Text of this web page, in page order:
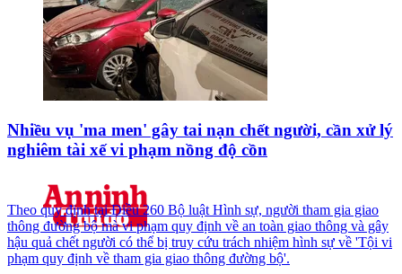
Nhiều vụ 'ma men' gây tai nạn chết người, cần xử lý
nghiêm tài xế vi phạm nồng độ cồn
Theo quy định tại Điều 260 Bộ luật Hình sự, người tham gia giao
thông đường bộ mà vi phạm quy định về an toàn giao thông và gây
hậu quả chết người có thể bị truy cứu trách nhiệm hình sự về 'Tội vi
phạm quy định về tham gia giao thông đường bộ'.